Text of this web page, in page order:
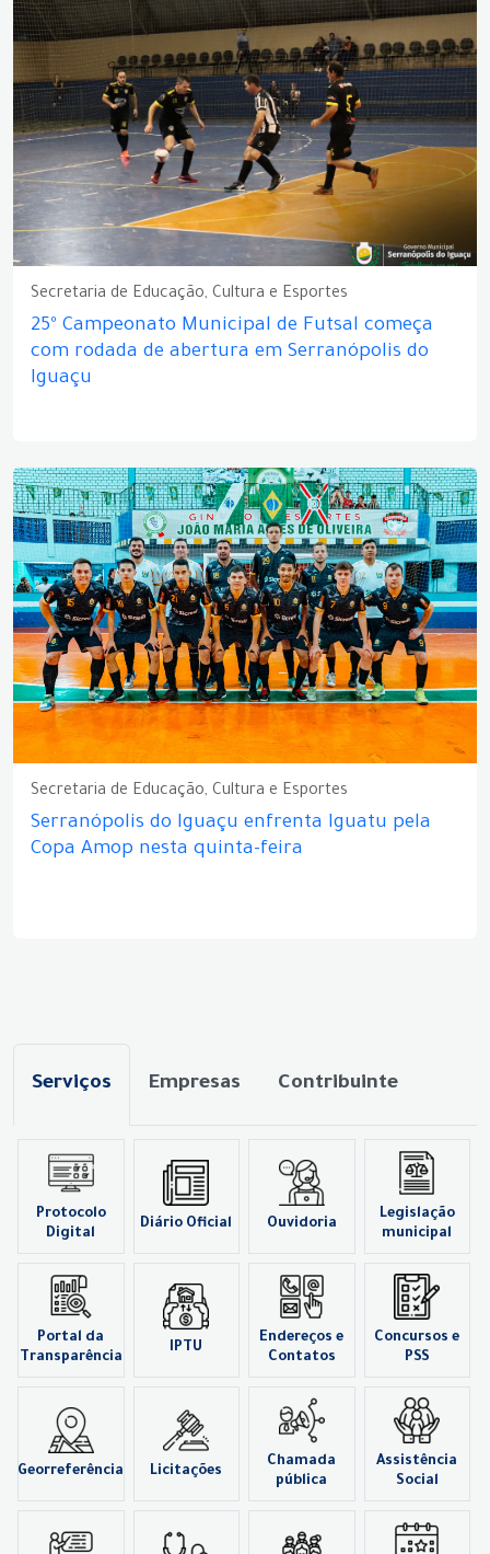
Secretaria de Educação, Cultura e Esportes
25º Campeonato Municipal de Futsal começa
com rodada de abertura em Serranópolis do
Iguaçu
Secretaria de Educação, Cultura e Esportes
Serranópolis do Iguaçu enfrenta Iguatu pela
Copa Amop nesta quinta-feira
Serviços Empresas Contribuinte
Protocolo
Digital
Diário Oficial Ouvidoria
Legislação
municipal
Portal da
Transparência
IPTU
Endereços e
Contatos
Concursos e
PSS
Georreferência Licitações
Chamada
pública
Assistência
Social